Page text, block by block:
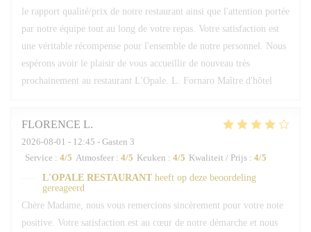
le rapport qualité/prix de notre restaurant ainsi que l'attention portée
par notre équipe tout au long de votre repas. Votre satisfaction est
une véritable récompense pour l'ensemble de notre personnel. Nous
espérons avoir le plaisir de vous accueillir de nouveau très
prochainement au restaurant L'Opale. L. Fornaro Maître d'hôtel
FLORENCE L
2026-08-01 - 12:45 - Gasten 3
Service : 4/5 Atmosfeer : 4/5 Keuken : 4/5 Kwaliteit / Prijs : 4/5
L'OPALE RESTAURANT heeft op deze beoordeling
gereageerd
Chère Madame, nous vous remercions sincèrement pour votre note
positive. Votre satisfaction est au cœur de notre démarche et nous